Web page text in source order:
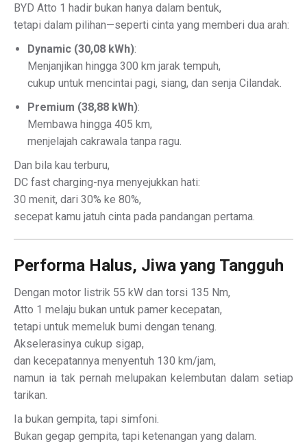
BYD Atto 1 hadir bukan hanya dalam bentuk,
tetapi dalam pilihan—seperti cinta yang memberi dua arah:
Dynamic (30,08 kWh):
Menjanjikan hingga 300 km jarak tempuh,
cukup untuk mencintai pagi, siang, dan senja Cilandak.
Premium (38,88 kWh):
Membawa hingga 405 km,
menjelajah cakrawala tanpa ragu.
Dan bila kau terburu,
DC fast charging-nya menyejukkan hati:
30 menit, dari 30% ke 80%,
secepat kamu jatuh cinta pada pandangan pertama.
Performa Halus, Jiwa yang Tangguh
Dengan motor listrik 55 kW dan torsi 135 Nm,
Atto 1 melaju bukan untuk pamer kecepatan,
tetapi untuk memeluk bumi dengan tenang.
Akselerasinya cukup sigap,
dan kecepatannya menyentuh 130 km/jam,
namun ia tak pernah melupakan kelembutan dalam setiap
tarikan.
Ia bukan gempita, tapi simfoni.
Bukan gegap gempita, tapi ketenangan yang dalam.